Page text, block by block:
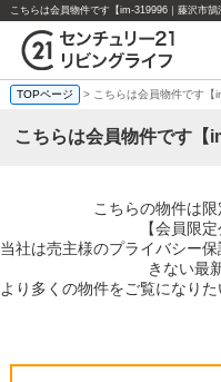
TOPページ > こちらは会員物件です【
こちらは会員物件です【
こちらの物件は限
【会員限
当社は売主様のプライバシー
きない最
より多くの物件をご覧になり